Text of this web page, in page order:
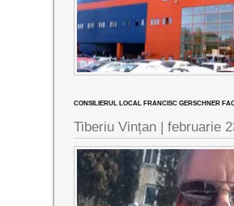
CONSILIERUL LOCAL FRANCISC GERSCHNER
Tiberiu Vințan |februarie